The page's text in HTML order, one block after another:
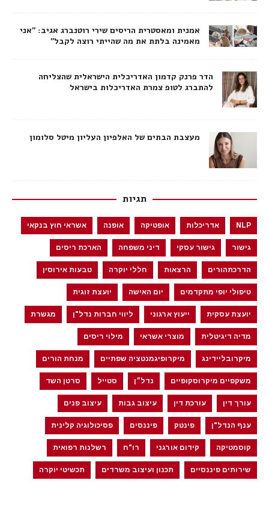
אמנית ומאסטרית הריסים שירי רוטנברג אגיב: ״אני
מאמינה בלתת את מה שהייתי רוצה לקבל״
הדר פרנק קדמון האדריכלית הישראלית שהצליחה
להתברג לטופ צמרת האדריכלות בישראל
מעצבת הבתים של האלפיון העליון מיטל סלומון
תגיות
NLP אדריכלות אופטיקה אופנה אשראי חוץ בנקאי
גישור גישור עסקי דיני משפחה הארכת ריסים
הדרכתהורים הרצאות חללי יוקרה טבעות אירוסין
טיפולי יופי מתקדמים יום האישה יועצת זוגית
יועצת עסקית ייעוץ ארגוני ליווי חברות נדל"ן מגשרת
מדיה דיגיטלית מוצרי אשראי מילוי ריסים
מיקרובליידינג מיקרופיגמנטציה שפתיים מנחת הורים
משקפיים מיקרוסקופיים נדל״ן סטייל סרטן השד
עורך דין עורכת דין עיצוב גבות עיצוב פנים
ענף הנדל"ן פינטק פיננסים פסיכולוגיה קלינית
קוסמטיקה קידום אורגני רו"ח רשלנות רפואית
שירותים פיננסיים תכנון ועיצוב משרדים תכשיטי יוקרה